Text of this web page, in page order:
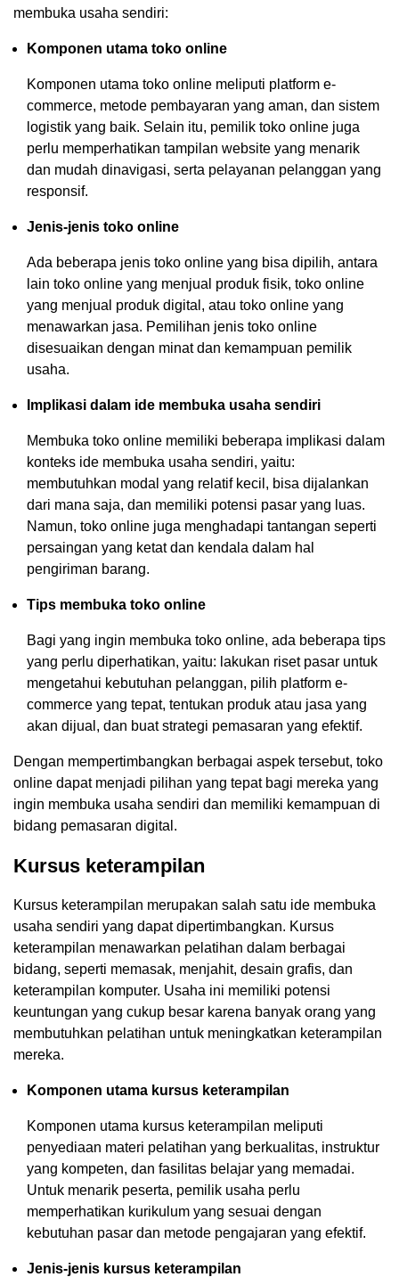
membuka usaha sendiri:
Komponen utama toko online
Komponen utama toko online meliputi platform e-
commerce, metode pembayaran yang aman, dan sistem
logistik yang baik. Selain itu, pemilik toko online juga
perlu memperhatikan tampilan website yang menarik
dan mudah dinavigasi, serta pelayanan pelanggan yang
responsif.
Jenis-jenis toko online
Ada beberapa jenis toko online yang bisa dipilih, antara
lain toko online yang menjual produk fisik, toko online
yang menjual produk digital, atau toko online yang
menawarkan jasa. Pemilihan jenis toko online
disesuaikan dengan minat dan kemampuan pemilik
usaha.
Implikasi dalam ide membuka usaha sendiri
Membuka toko online memiliki beberapa implikasi dalam
konteks ide membuka usaha sendiri, yaitu:
membutuhkan modal yang relatif kecil, bisa dijalankan
dari mana saja, dan memiliki potensi pasar yang luas.
Namun, toko online juga menghadapi tantangan seperti
persaingan yang ketat dan kendala dalam hal
pengiriman barang.
Tips membuka toko online
Bagi yang ingin membuka toko online, ada beberapa tips
yang perlu diperhatikan, yaitu: lakukan riset pasar untuk
mengetahui kebutuhan pelanggan, pilih platform e-
commerce yang tepat, tentukan produk atau jasa yang
akan dijual, dan buat strategi pemasaran yang efektif.
Dengan mempertimbangkan berbagai aspek tersebut, toko
online dapat menjadi pilihan yang tepat bagi mereka yang
ingin membuka usaha sendiri dan memiliki kemampuan di
bidang pemasaran digital.
Kursus keterampilan
Kursus keterampilan merupakan salah satu ide membuka
usaha sendiri yang dapat dipertimbangkan. Kursus
keterampilan menawarkan pelatihan dalam berbagai
bidang, seperti memasak, menjahit, desain grafis, dan
keterampilan komputer. Usaha ini memiliki potensi
keuntungan yang cukup besar karena banyak orang yang
membutuhkan pelatihan untuk meningkatkan keterampilan
mereka.
Komponen utama kursus keterampilan
Komponen utama kursus keterampilan meliputi
penyediaan materi pelatihan yang berkualitas, instruktur
yang kompeten, dan fasilitas belajar yang memadai.
Untuk menarik peserta, pemilik usaha perlu
memperhatikan kurikulum yang sesuai dengan
kebutuhan pasar dan metode pengajaran yang efektif.
Jenis-jenis kursus keterampilan